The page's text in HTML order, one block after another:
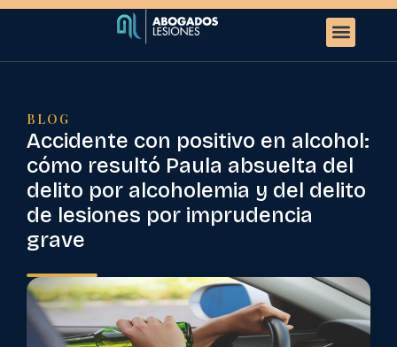
BLOG
Accidente con positivo en alcohol:
cómo resultó Paula absuelta del
delito por alcoholemia y del delito
de lesiones por imprudencia
grave